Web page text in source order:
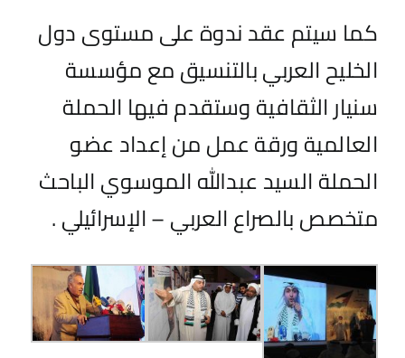
كما سيتم عقد ندوة على مستوى دول
الخليح العربي بالتنسيق مع مؤسسة
سنيار الثقافية وستقدم فيها الحملة
العالمية ورقة عمل من إعداد عضو
الحملة السيد عبدالله الموسوي الباحث
متخصص بالصراع العربي – الإسرائيلي .